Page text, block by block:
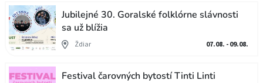
Jubilejné 30. Goralské folklórne slávnosti
sa už blížia
Ždiar 07.08. - 09.08.
Festival čarovných bytostí Tinti Linti